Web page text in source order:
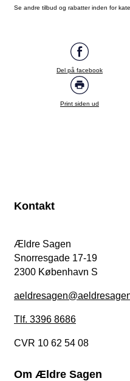
Se andre tilbud og rabatter inden for
Del på facebook
Print siden ud
Kontakt
Ældre Sagen
Snorresgade 17-19
2300 København S
Tlf. 3396 8686
CVR 10 62 54 08
Om Ældre Sagen